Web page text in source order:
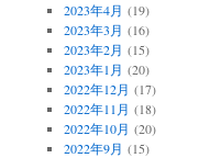
2023年4月 (19)
2023年3月 (16)
2023年2月 (15)
2023年1月 (20)
2022年12月 (17)
2022年11月 (18)
2022年10月 (20)
2022年9月 (15)